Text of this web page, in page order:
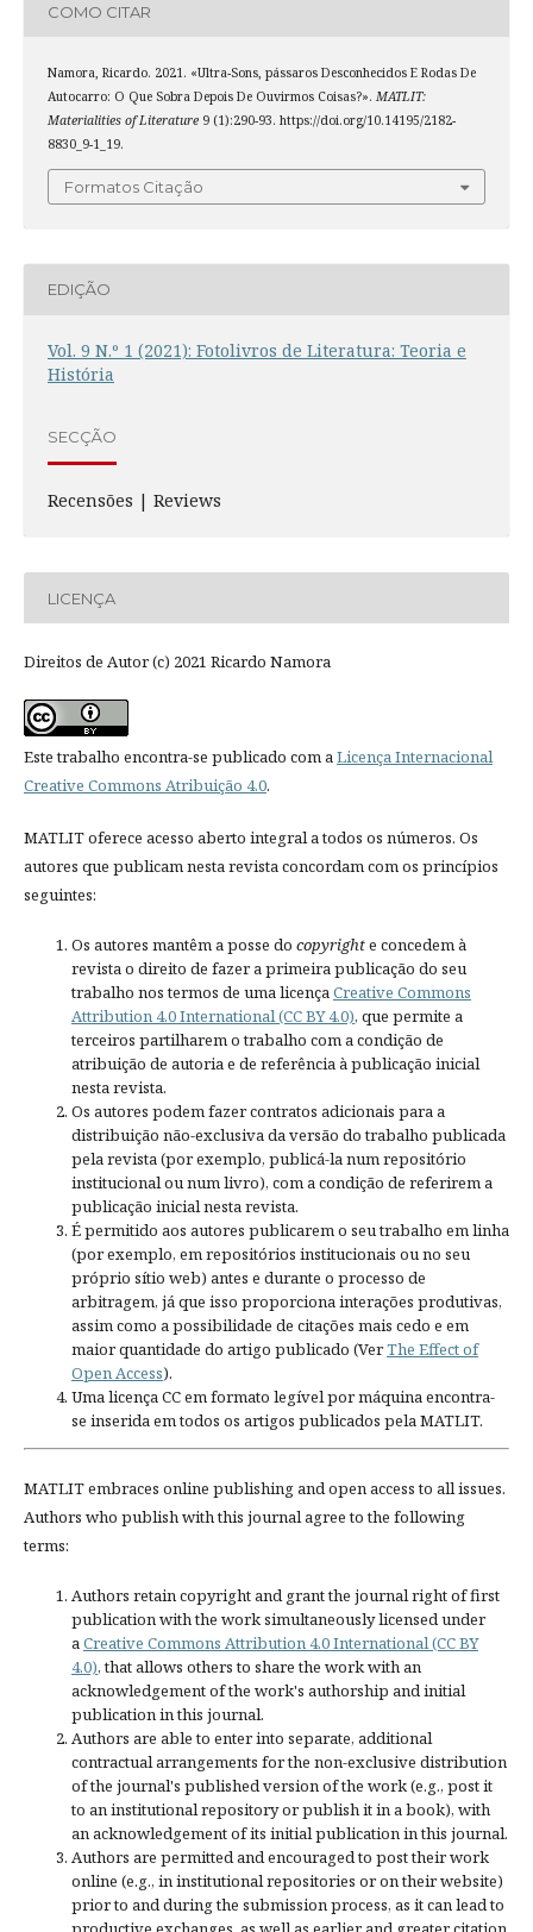
COMO CITAR
Namora, Ricardo. 2021. «Ultra-Sons, pássaros Desconhecidos E Rodas De
Autocarro: O Que Sobra Depois De Ouvirmos Coisas?». MATLIT:
Materialities of Literature9 (1):290-93. https://doi.org/10.14195/2182-
8830_9-1_19.
Formatos Citação
EDIÇÃO
Vol. 9 N.º 1 (2021): Fotolivros de Literatura: Teoria e
História
SECÇÃO
Recensões | Reviews
LICENÇA
Direitos de Autor (c) 2021 Ricardo Namora
Este trabalho encontra-se publicado com aLicença Internacional
Creative Commons Atribuição 4.0.
MATLIT oferece acesso aberto integral a todos os números. Os
autores que publicam nesta revista concordam com os princípios
seguintes:
Os autores mantêm a posse do copyrighte concedem à
revista o direito de fazer a primeira publicação do seu
trabalho nos termos de uma licençaCreative Commons
Attribution 4.0 International (CC BY 4.0), que permite a
terceiros partilharem o trabalho com a condição de
atribuição de autoria e de referência à publicação inicial
nesta revista.
Os autores podem fazer contratos adicionais para a
distribuição não-exclusiva da versão do trabalho publicada
pela revista (por exemplo, publicá-la num repositório
institucional ou num livro), com a condição de referirem a
publicação inicial nesta revista.
É permitido aos autores publicarem o seu trabalho em linha
(por exemplo, em repositórios institucionais ou no seu
próprio sítio web) antes e durante o processo de
arbitragem, já que isso proporciona interações produtivas,
assim como a possibilidade de citações mais cedo e em
maior quantidade do artigo publicado (VerThe Effect of
Open Access).
Uma licença CC em formato legível por máquina encontra-
se inserida em todos os artigos publicados pela MATLIT.
MATLIT embraces online publishing and open access to all issues.
Authors who publish with this journal agree to the following
terms:
Authors retain copyright and grant the journal right of first
publication with the work simultaneously licensed under
aCreative Commons Attribution 4.0 International (CC BY
4.0), that allows others to share the work with an
acknowledgement of the work's authorship and initial
publication in this journal.
Authors are able to enter into separate, additional
contractual arrangements for the non-exclusive distribution
of the journal's published version of the work (e.g., post it
to an institutional repository or publish it in a book), with
an acknowledgement of its initial publication in this journal.
Authors are permitted and encouraged to post their work
online (e.g., in institutional repositories or on their website)
prior to and during the submission process, as it can lead to